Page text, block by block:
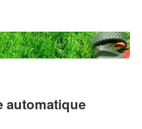
automatique